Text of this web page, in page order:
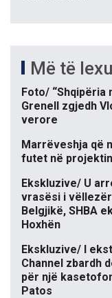
Më të
Foto/ “Shqipëria
Grenell zgjedh
verore
Marrëveshja që
futet në
Ekskluzive/ U
vrasësi i
Belgjikë, SHBA
Hoxhën
Ekskluzive/ I
Channel zbardh
për një
Patos